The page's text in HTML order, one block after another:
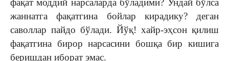
фақат моддий нарсаларда бўладими? Ундай бўлса
жаннатга фақатгина бойлар кирадику? деган
саволлар пайдо бўлади. Йўқ! хайр-эҳсон қилиш
фақатгина бирор нарсасини бошқа бир кишига
беришдан иборат эмас.